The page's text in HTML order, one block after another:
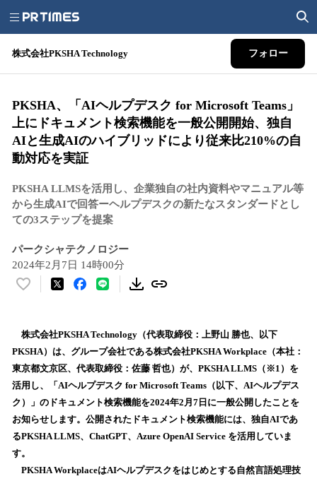
株式会社PKSHA Technology フォロー
PKSHA、「AIヘルプデスク for Microsoft Teams」
上にドキュメント検索機能を一般公開開始、独自
AIと生成AIのハイブリッドにより従来比210%の自
動対応を実証
PKSHA LLMSを活用し、企業独自の社内資料やマニュアル等
から生成AIで回答ーヘルプデスクの新たなスタンダードとし
ての3ステップを提案
パークシャテクノロジー
2024年2月7日 14時00分
い
！
数
を
読
込
み
中
で
す
株式会社PKSHA Technology（代表取締役：上野山 勝也、以下
PKSHA）は、グループ会社である株式会社PKSHA Workplace（本社：
東京都文京区、代表取締役：佐藤 哲也）が、PKSHA LLMS（※1）を
活用し、「AIヘルプデスク for Microsoft Teams（以下、AIヘルプデス
ク）」のドキュメント検索機能を2024年2月7日に一般公開したことを
お知らせします。公開されたドキュメント検索機能には、独自AIであ
るPKSHA LLMS、ChatGPT、Azure OpenAI Service を活用していま
す。
PKSHA WorkplaceはAIヘルプデスクをはじめとする自然言語処理技